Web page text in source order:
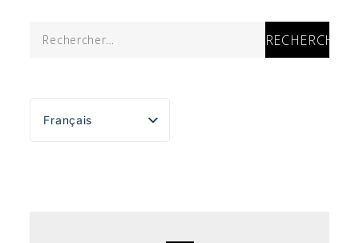
Rechercher :
Français
English